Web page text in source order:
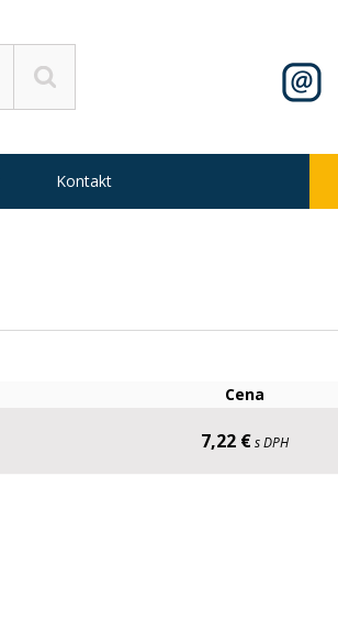
Cena
7,22 €s DPH
Kontakt